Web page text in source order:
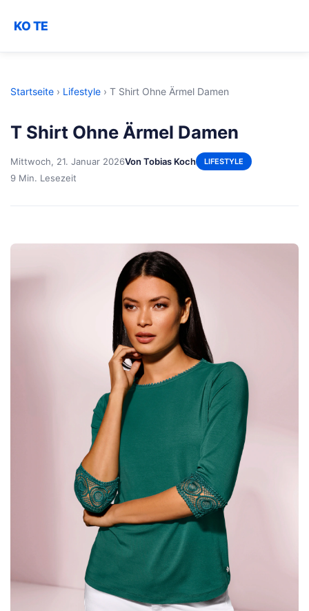
KO TE
Startseite › Lifestyle › T Shirt Ohne Ärmel Damen
T Shirt Ohne Ärmel Damen
Mittwoch, 21. Januar 2026Von Tobias Koch LIFESTYLE
9 Min. Lesezeit